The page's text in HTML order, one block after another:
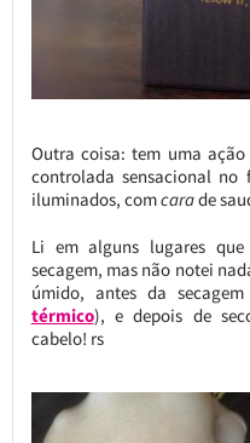
Outra coisa: tem uma
controlada sensacional
iluminados, comcarade
Li em alguns lugares
secagem, mas não notei
úmido, antes da
térmico), e depois de
cabelo! rs